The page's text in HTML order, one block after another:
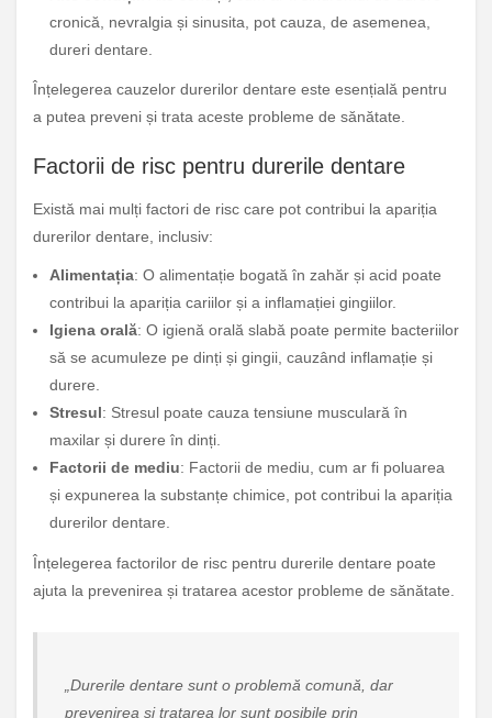
cronică, nevralgia și sinusita, pot cauza, de asemenea,
dureri dentare.
Înțelegerea cauzelor durerilor dentare este esențială pentru
a putea preveni și trata aceste probleme de sănătate.
Factorii de risc pentru durerile dentare
Există mai mulți factori de risc care pot contribui la apariția
durerilor dentare, inclusiv:
Alimentația: O alimentație bogată în zahăr și acid poate
contribui la apariția cariilor și a inflamației gingiilor.
Igiena orală: O igienă orală slabă poate permite bacteriilor
să se acumuleze pe dinți și gingii, cauzând inflamație și
durere.
Stresul: Stresul poate cauza tensiune musculară în
maxilar și durere în dinți.
Factorii de mediu: Factorii de mediu, cum ar fi poluarea
și expunerea la substanțe chimice, pot contribui la apariția
durerilor dentare.
Înțelegerea factorilor de risc pentru durerile dentare poate
ajuta la prevenirea și tratarea acestor probleme de sănătate.
„Durerile dentare sunt o problemă comună, dar
prevenirea și tratarea lor sunt posibile prin